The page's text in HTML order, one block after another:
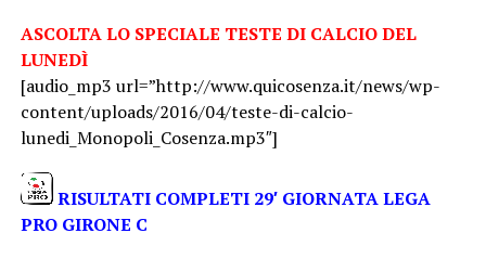
ASCOLTA LO SPECIALE TESTE DI CALCIO DEL
LUNEDÌ
[audio_mp3 url=”http://www.quicosenza.it/news/wp-
content/uploads/2016/04/teste-di-calcio-
lunedi_Monopoli_Cosenza.mp3″]
RISULTATI COMPLETI 29′ GIORNATA LEGA
PRO GIRONE C